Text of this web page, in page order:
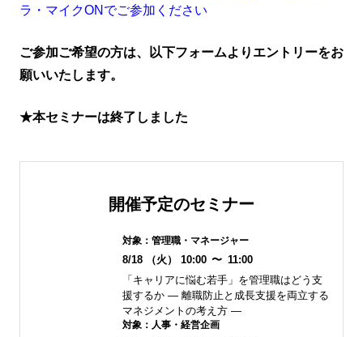
ラ・マイクONでご参加ください
ご参加ご希望の方は、以下フォームよりエントリーをお
願いいたします。
★本セミナーは終了しました
開催予定のセミナー
対象： 管理職・マネージャー
8/18 （火） 10:00 〜 11:00
「キャリアに悩む若手」を管理職はどう支
援するか ― 離職防止と成長支援を両立する
マネジメントの考え方 ―
対象： 人事・経営企画